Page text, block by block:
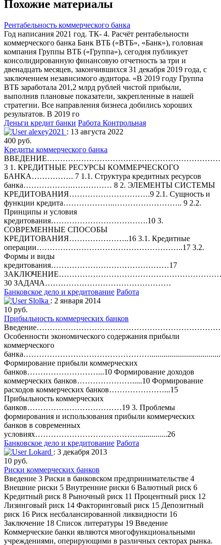
Похожие материалы
Рентабельность коммерческого банка
Год написания 2021 год. ТК- 4. Расчёт рентабельности
коммерческого банка Банк ВТБ («ВТБ», «Банк»), головная
компания Группы ВТБ («Группа»), сегодня публикует
консолидированную финансовую отчетность за три и
двенадцать месяцев, закончившихся 31 декабря 2019 года, с
заключением независимого аудитора. «В 2019 году Группа
ВТБ заработала 201,2 млрд рублей чистой прибыли,
выполнив плановые показатели, закрепленные в нашей
стратегии. Все направления бизнеса добились хороших
результатов. В 2019 го
Деньги кредит банки Работа Контрольная
alexey2021 : 13 августа 2022
400 руб.
Кредиты коммерческого банка
3 1. КРЕДИТНЫЕ РЕСУРСЫ КОММЕРЧЕСКОГО
БАНКА……………. 7 1.1. Структура кредитных ресурсов
банка……………….…………… 8 2. ЭЛЕМЕНТЫ СИСТЕМЫ
КРЕДИТОВАНИЯ………………………….9 2.1. Сущность и
функции кредита………………..…………………….. 9 2.2.
Принципы и условия
кредитования……………………………….10 3.
СОВРЕМЕННЫЕ СПОСОБЫ
КРЕДИТОВАНИЯ…………………..16 3.1. Кредитные
операции………………………………………………..17 3.2.
Формы и виды
кредитования………………………………………17
30 ЗАДАЧА…………………………………………
Банковское дело и кредитование Работа
Slolka : 2 января 2014
10 руб.
Прибыльность коммерческих банков
Особенности экономического содержания прибыли
коммерческого
Формирование прибыли коммерческих
банков………………………...10 Формирование доходов
коммерческих банков………………….....10 Формирование
расходов коммерческих банков…………………...15
Прибыльность коммерческих
банков………………………………19 3. Проблемы
формирования и использования прибыли коммерческих
банков в современных
условиях…………………………………...............26
Банковское дело и кредитование Работа
Lokard : 3 декабря 2013
10 руб.
Риски коммерческих банков
Введение 3 Риски в банковском предпринимательстве 4
Внешние риски 5 Внутренние риски 6 Валютный риск 6
Кредитный риск 8 Рыночный риск 11 Процентный риск 12
Лизинговый риск 14 Факторинговый риск 15 Депозитный
риск 16 Риск несбалансированной ликвидности 16
Заключение 18 Список литературы 19 Введение
Коммерческие банки являются многофункциональными
учреждениями, оперирующими в различных секторах рынка.